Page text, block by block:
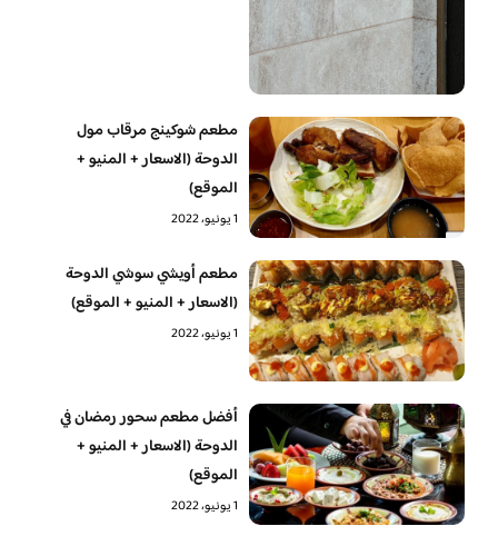
مطعم شوكينج مرقاب مول
الدوحة (الاسعار + المنيو +
الموقع)
1 يونيو، 2022
مطعم أويشي سوشي الدوحة
(الاسعار + المنيو + الموقع)
1 يونيو، 2022
أفضل مطعم سحور رمضان في
الدوحة (الاسعار + المنيو +
الموقع)
1 يونيو، 2022